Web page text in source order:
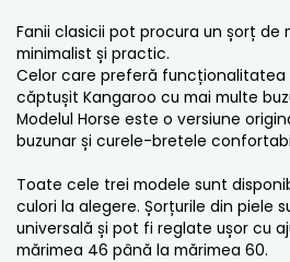
Fanii clasicii pot procura un șorț de
minimalist și practic.
Celor care preferă funcționalitatea
căptușit Kangaroo cu mai multe
Modelul Horse este o versiune
buzunar și curele-bretele
Toate cele trei modele sunt
culori la alegere. Șorțurile din piele
universală și pot fi reglate ușor cu
mărimea 46 până la mărimea 60.